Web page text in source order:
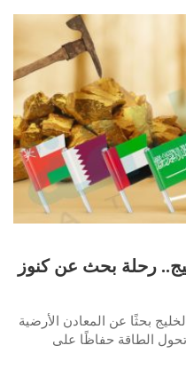
رحلة بحث عن كنوز
بحثًا عن المعادن الأرضية
الطاقة حفاظًا على